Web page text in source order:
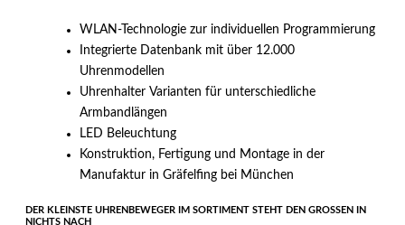
WLAN-Technologie zur individuellen Programmierung
Integrierte Datenbank mit über 12.000
Uhrenmodellen
Uhrenhalter Varianten für unterschiedliche
Armbandlängen
LED Beleuchtung
Konstruktion, Fertigung und Montage in der
Manufaktur in Gräfelfing bei München
DER KLEINSTE UHRENBEWEGER IM SORTIMENT STEHT DEN GROSSEN IN
NICHTS NACH